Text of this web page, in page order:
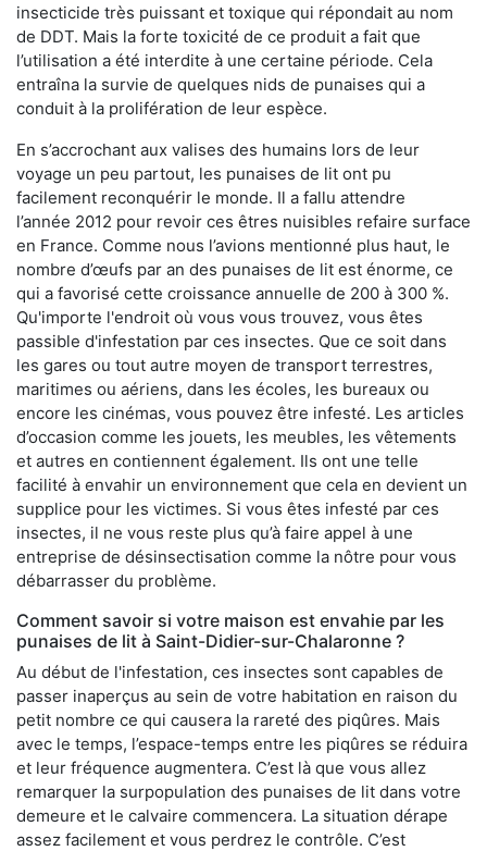
insecticide très puissant et toxique qui répondait au nom
de DDT. Mais la forte toxicité de ce produit a fait que
l’utilisation a été interdite à une certaine période. Cela
entraîna la survie de quelques nids de punaises qui a
conduit à la prolifération de leur espèce.
En s’accrochant aux valises des humains lors de leur
voyage un peu partout, les punaises de lit ont pu
facilement reconquérir le monde. Il a fallu attendre
l’année 2012 pour revoir ces êtres nuisibles refaire surface
en France. Comme nous l’avions mentionné plus haut, le
nombre d’œufs par an des punaises de lit est énorme, ce
qui a favorisé cette croissance annuelle de 200 à 300 %.
Qu'importe l'endroit où vous vous trouvez, vous êtes
passible d'infestation par ces insectes. Que ce soit dans
les gares ou tout autre moyen de transport terrestres,
maritimes ou aériens, dans les écoles, les bureaux ou
encore les cinémas, vous pouvez être infesté. Les articles
d’occasion comme les jouets, les meubles, les vêtements
et autres en contiennent également. Ils ont une telle
facilité à envahir un environnement que cela en devient un
supplice pour les victimes. Si vous êtes infesté par ces
insectes, il ne vous reste plus qu’à faire appel à une
entreprise de désinsectisation comme la nôtre pour vous
débarrasser du problème.
Comment savoir si votre maison est envahie par les
punaises de lit à Saint-Didier-sur-Chalaronne ?
Au début de l'infestation, ces insectes sont capables de
passer inaperçus au sein de votre habitation en raison du
petit nombre ce qui causera la rareté des piqûres. Mais
avec le temps, l’espace-temps entre les piqûres se réduira
et leur fréquence augmentera. C’est là que vous allez
remarquer la surpopulation des punaises de lit dans votre
demeure et le calvaire commencera. La situation dérape
assez facilement et vous perdrez le contrôle. C’est